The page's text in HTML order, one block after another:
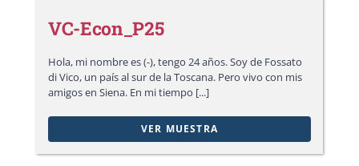
VC-Econ_P25
Hola, mi nombre es (-), tengo 24 años. Soy de Fossato
di Vico, un país al sur de la Toscana. Pero vivo con mis
amigos en Siena. En mi tiempo [...]
VER MUESTRA